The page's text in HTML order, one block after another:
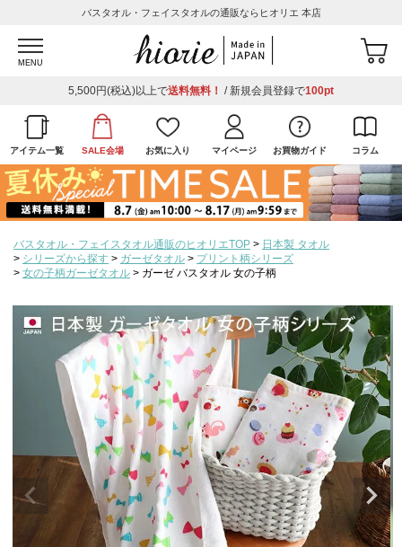
バスタオル・フェイスタオルの通販ならヒオリエ 本店
MENU
5,500円(税込)以上で送料無料！ / 新規会員登録で100pt
アイテム一覧 SALE会場 お気に入り マイページ お買物ガイド コラム
バスタオル・フェイスタオル通販のヒオリエTOP
日本製 タオル
シリーズから探す
ガーゼタオル
プリント柄シリーズ
女の子柄ガーゼタオル
ガーゼ バスタオル 女の子柄